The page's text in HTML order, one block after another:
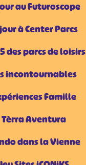
au Futuroscope
à Center Parcs
des parcs de loisirs
incontournables
Famille
Tèrra Aventura
dans la Vienne